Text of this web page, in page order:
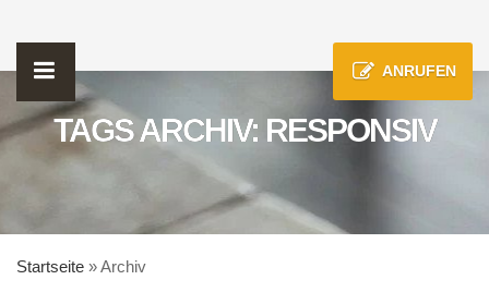
ANRUFEN
TAGS ARCHIV: RESPONSIV
Startseite »Archiv